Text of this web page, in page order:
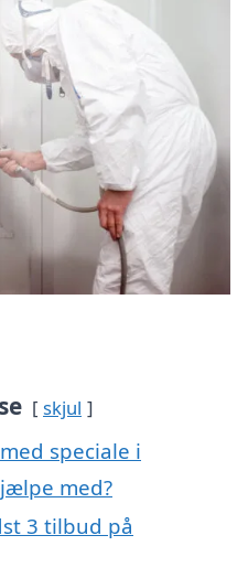
skjul
speciale i
med?
3 tilbud på